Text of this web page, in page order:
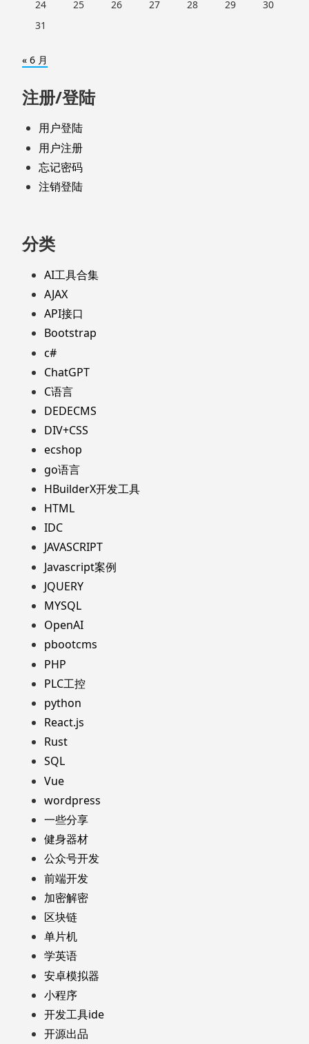
24 25 26 27 28 29
30
31
« 6 月
注册/登陆
用户登陆
用户注册
忘记密码
注销登陆
分类
AI工具合集
AJAX
API接口
Bootstrap
c#
ChatGPT
C语言
DEDECMS
DIV+CSS
ecshop
go语言
HBuilderX开发工具
HTML
IDC
JAVASCRIPT
Javascript案例
JQUERY
MYSQL
OpenAI
pbootcms
PHP
PLC工控
python
React.js
Rust
SQL
Vue
wordpress
一些分享
健身器材
公众号开发
前端开发
加密解密
区块链
单片机
学英语
安卓模拟器
小程序
开发工具ide
开源出品